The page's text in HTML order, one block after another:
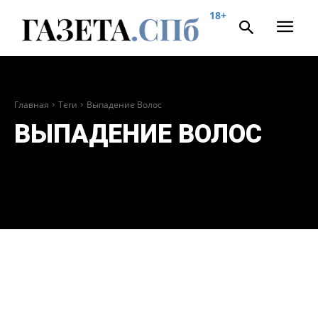
18+
Главная Теги Выпадение Волос
ВЫПАДЕНИЕ ВОЛОС